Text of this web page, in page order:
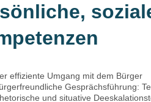
effiziente Umgang mit dem Bürger
Gesprächsführung:
und situative